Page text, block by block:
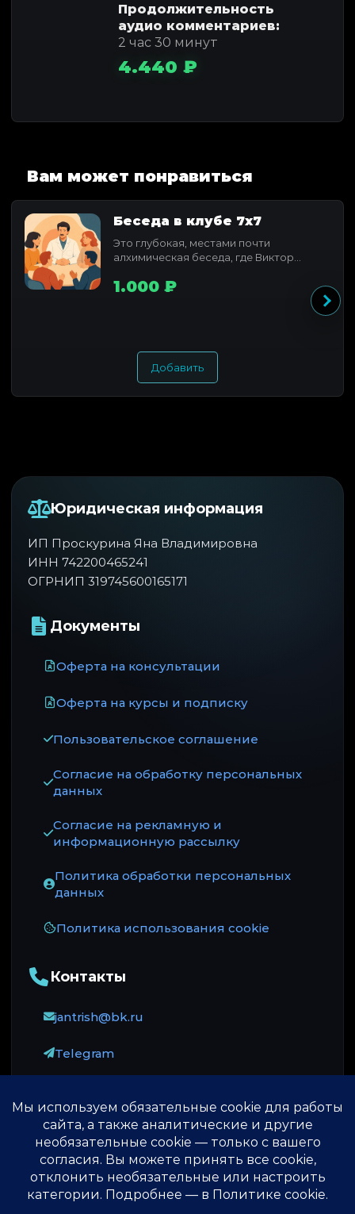
Продолжительность
аудио комментариев:
2 час 30 минут
4.440 ₽
Вам может понравиться
Беседа в клубе 7x7
Это глубокая, местами почти
алхимическая беседа, где Виктор
1.000 ₽
Добавить
Юридическая информация
ИП Проскурина Яна Владимировна
ИНН 742200465241
ОГРНИП 319745600165171
Документы
Оферта на консультации
Оферта на курсы и подписку
Пользовательское соглашение
Согласие на обработку персональных
данных
Согласие на рекламную и
информационную рассылку
Политика обработки персональных
данных
Политика использования cookie
Контакты
jantrish@bk.ru
Telegram
Оплата принимается через ЮKassa: карты
российских банков, МИР и СБП.
© 2013-2026 ♾️Источник безсмертия